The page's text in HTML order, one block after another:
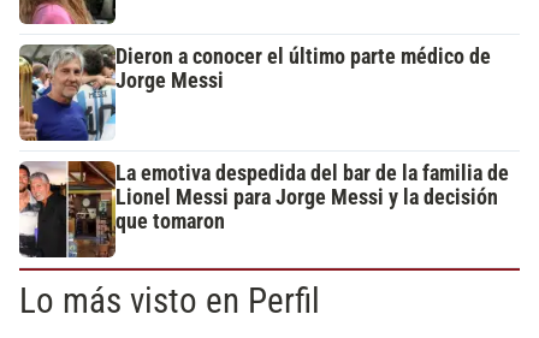
Dieron a conocer el último parte médico de
Jorge Messi
La emotiva despedida del bar de la familia de
Lionel Messi para Jorge Messi y la decisión
que tomaron
Lo más visto en Perfil